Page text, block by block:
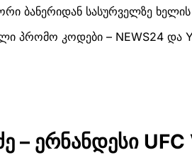
ბანერიდან სასურველზე
პრომო კოდები – NEWS24 და
– ერნანდესი UFC